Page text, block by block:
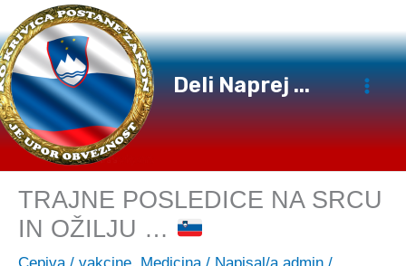
Preskoči
na
vsebino
Deli Naprej ...
TRAJNE POSLEDICE NA SRCU
IN OŽILJU …